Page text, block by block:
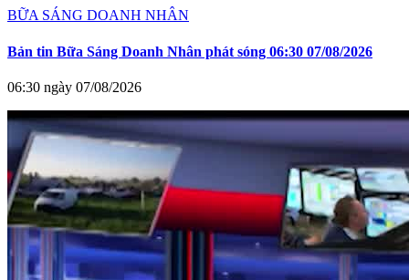
BỮA SÁNG DOANH NHÂN
Bản tin Bữa Sáng Doanh Nhân phát sóng 06:30 07/08/2026
06:30 ngày 07/08/2026